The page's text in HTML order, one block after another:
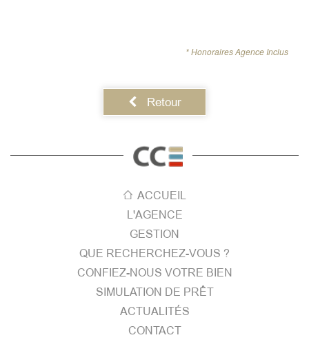
* Honoraires Agence Inclus
Retour
ACCUEIL
L'AGENCE
GESTION
QUE RECHERCHEZ-VOUS ?
CONFIEZ-NOUS VOTRE BIEN
SIMULATION DE PRÊT
ACTUALITÉS
CONTACT